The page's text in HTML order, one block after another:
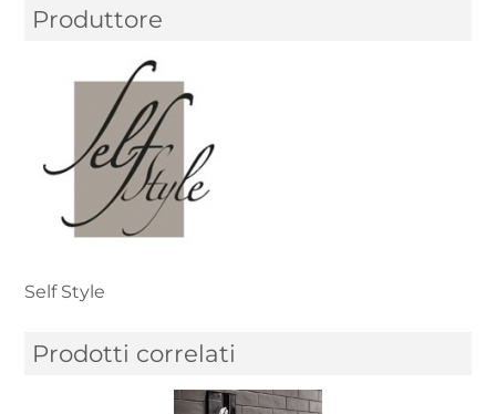
Produttore
Self Style
Prodotti correlati